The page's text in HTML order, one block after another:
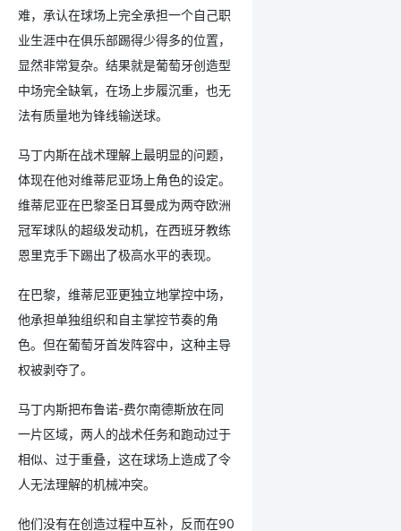
难，承认在球场上完全承担一个自己职
业生涯中在俱乐部踢得少得多的位置，
显然非常复杂。结果就是葡萄牙创造型
中场完全缺氧，在场上步履沉重，也无
法有质量地为锋线输送球。
马丁内斯在战术理解上最明显的问题，
体现在他对维蒂尼亚场上角色的设定。
维蒂尼亚在巴黎圣日耳曼成为两夺欧洲
冠军球队的超级发动机，在西班牙教练
恩里克手下踢出了极高水平的表现。
在巴黎，维蒂尼亚更独立地掌控中场，
他承担单独组织和自主掌控节奏的角
色。但在葡萄牙首发阵容中，这种主导
权被剥夺了。
马丁内斯把布鲁诺-费尔南德斯放在同
一片区域，两人的战术任务和跑动过于
相似、过于重叠，这在球场上造成了令
人无法理解的机械冲突。
他们没有在创造过程中互补，反而在90